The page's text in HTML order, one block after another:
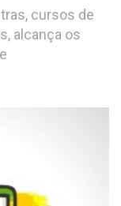
cursos de
alcança os